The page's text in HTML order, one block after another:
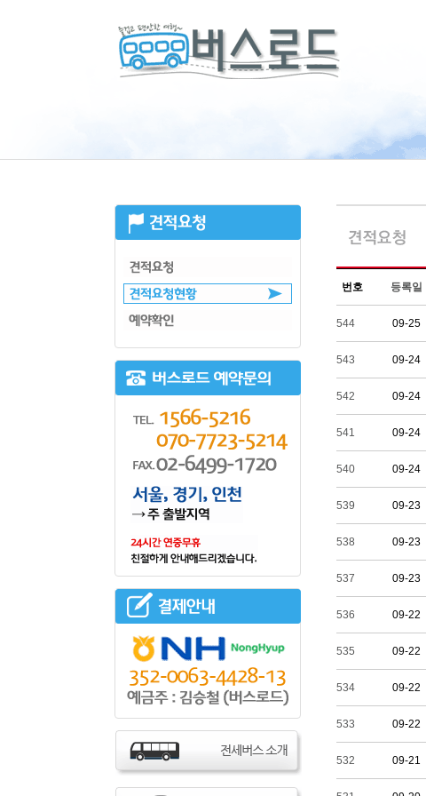
번호 등록일
544 09-25
543 09-24
542 09-24
541 09-24
540 09-24
539 09-23
538 09-23
537 09-23
536 09-22
535 09-22
534 09-22
533 09-22
532 09-21